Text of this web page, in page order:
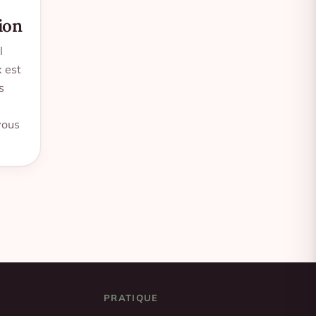
est
PRATIQUE